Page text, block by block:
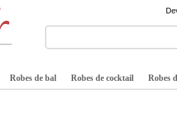
Robes de bal Robes de cocktail Robes